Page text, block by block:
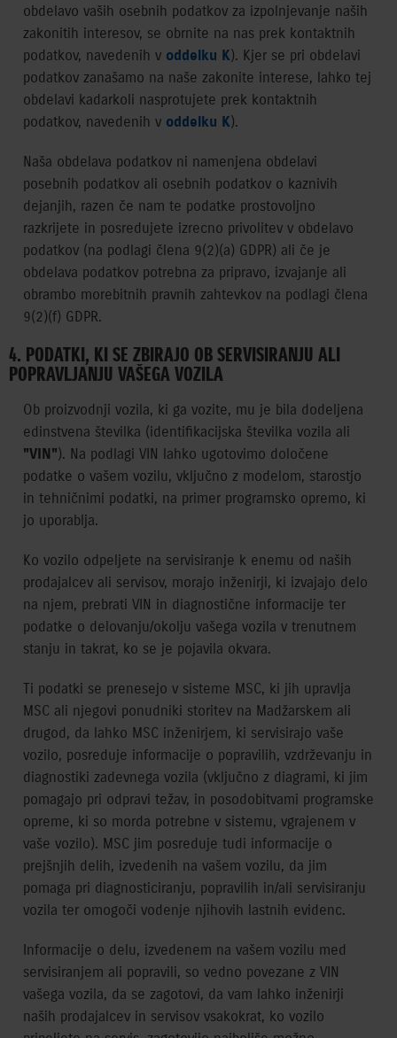
obdelavo vaših osebnih podatkov za izpolnjevanje naših
zakonitih interesov, se obrnite na nas prek kontaktnih
podatkov, navedenih v oddelku K). Kjer se pri obdelavi
podatkov zanašamo na naše zakonite interese, lahko tej
obdelavi kadarkoli nasprotujete prek kontaktnih
podatkov, navedenih v oddelku K).
Naša obdelava podatkov ni namenjena obdelavi
posebnih podatkov ali osebnih podatkov o kaznivih
dejanjih, razen če nam te podatke prostovoljno
razkrijete in posredujete izrecno privolitev v obdelavo
podatkov (na podlagi člena 9(2)(a) GDPR) ali če je
obdelava podatkov potrebna za pripravo, izvajanje ali
obrambo morebitnih pravnih zahtevkov na podlagi člena
9(2)(f) GDPR.
4. PODATKI, KI SE ZBIRAJO OB SERVISIRANJU ALI
POPRAVLJANJU VAŠEGA VOZILA
Ob proizvodnji vozila, ki ga vozite, mu je bila dodeljena
edinstvena številka (identifikacijska številka vozila ali
"VIN"). Na podlagi VIN lahko ugotovimo določene
podatke o vašem vozilu, vključno z modelom, starostjo
in tehničnimi podatki, na primer programsko opremo, ki
jo uporablja.
Ko vozilo odpeljete na servisiranje k enemu od naših
prodajalcev ali servisov, morajo inženirji, ki izvajajo delo
na njem, prebrati VIN in diagnostične informacije ter
podatke o delovanju/okolju vašega vozila v trenutnem
stanju in takrat, ko se je pojavila okvara.
Ti podatki se prenesejo v sisteme MSC, ki jih upravlja
MSC ali njegovi ponudniki storitev na Madžarskem ali
drugod, da lahko MSC inženirjem, ki servisirajo vaše
vozilo, posreduje informacije o popravilih, vzdrževanju in
diagnostiki zadevnega vozila (vključno z diagrami, ki jim
pomagajo pri odpravi težav, in posodobitvami programske
opreme, ki so morda potrebne v sistemu, vgrajenem v
vaše vozilo). MSC jim posreduje tudi informacije o
prejšnjih delih, izvedenih na vašem vozilu, da jim
pomaga pri diagnosticiranju, popravilih in/ali servisiranju
vozila ter omogoči vodenje njihovih lastnih evidenc.
Informacije o delu, izvedenem na vašem vozilu med
servisiranjem ali popravili, so vedno povezane z VIN
vašega vozila, da se zagotovi, da vam lahko inženirji
naših prodajalcev in servisov vsakokrat, ko vozilo